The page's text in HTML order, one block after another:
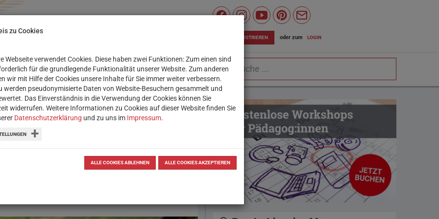
Wiener
Bildungsserver
Facebook
JETZT REGISTRIEREN oder zum LOGIN
SERVICE WORKSHOPS Suchbegriff
in sozialen
stellen, setzen sie sie auch
zu Cookies
Webseite verwendet Cookies. Diese haben zwei Funktionen: Zum einen sind
für die grundlegende Funktionalität unserer Website. Zum anderen
wir mit Hilfe der Cookies unsere Inhalte für Sie immer weiter verbessern.
werden pseudonymisierte Daten von Website-Besuchern gesammelt und
Das Einverständnis in die Verwendung der Cookies können Sie
widerrufen. Weitere Informationen zu Cookies auf dieser Website finden Sie
Datenschutzerklärung und zu uns im Impressum.
ALLE COOKIES ABLEHNEN ALLE COOKIES AKZEPTIEREN